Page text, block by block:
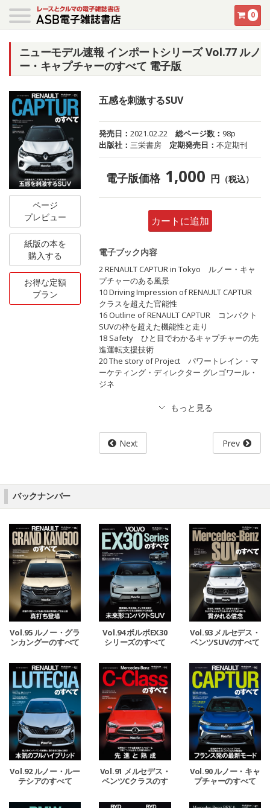
0
ニューモデル速報 インポートシリーズ Vol.77 ルノ
ー・キャプチャーのすべて 電子版
ページ
プレビュー
紙版の本を
購入する
お得な定額
プラン
五感を刺激するSUV
発売日：2021.02.22 総ページ数： 98p
出版社：三栄書房 定期発売日：不定期刊
電子版価格 1,000 円 （税込）
カートに追加
電子ブック内容
2 RENAULT CAPTUR in Tokyo ルノー・キャ
プチャーのある風景
10 Driving Impression of RENAULT CAPTUR
クラスを超えた官能性
16 Outline of RENAULT CAPTUR コンパクト
SUVの枠を超えた機能性と走り
18 Safety ひと目でわかるキャプチャーの先
進運転支援技術
20 The story of Project パワートレイン・マ
ーケティング・ディレクター グレゴワール・
ジネ
Next Prev
バックナンバー
Vol.95 ルノー・グラ
ンカングーのすべて
Vol.94 ボルボEX30
シリーズのすべて
Vol.93 メルセデス・
ベンツSUVのすべて
Vol.92 ルノー・ルー
テシアのすべて
Vol.91 メルセデス・
ベンツCクラスのす
Vol.90 ルノー・キャ
プチャーのすべて